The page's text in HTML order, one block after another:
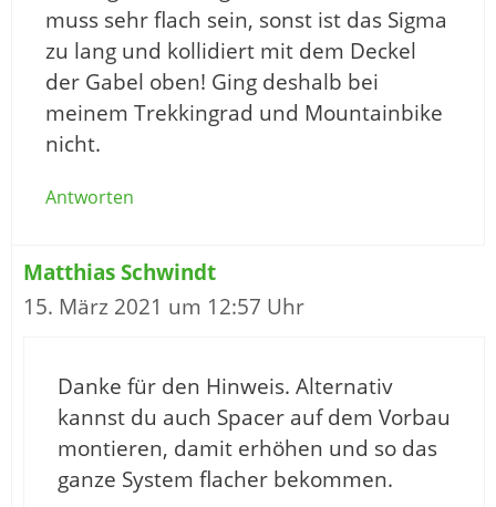
muss sehr flach sein, sonst ist das Sigma
zu lang und kollidiert mit dem Deckel
der Gabel oben! Ging deshalb bei
meinem Trekkingrad und Mountainbike
nicht.
Antworten
Matthias Schwindt
15. März 2021 um 12:57 Uhr
Danke für den Hinweis. Alternativ
kannst du auch Spacer auf dem Vorbau
montieren, damit erhöhen und so das
ganze System flacher bekommen.